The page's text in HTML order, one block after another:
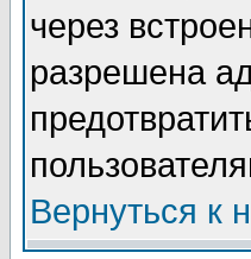
через
разрешена
Вернуться к